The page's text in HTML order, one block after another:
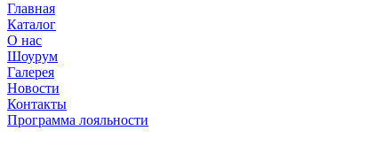
Главная
Каталог
О нас
Шоурум
Галерея
Новости
Контакты
Программа лояльности